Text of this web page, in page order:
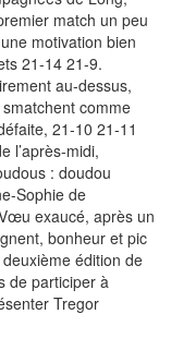
match un peu
motivation bien
21-14 21-9.
au-dessus,
comme
21-10 21-11
l’après-midi,
: doudou
Sophie de
exaucé, après un
bonheur et pic
édition de
de participer à
Tregor